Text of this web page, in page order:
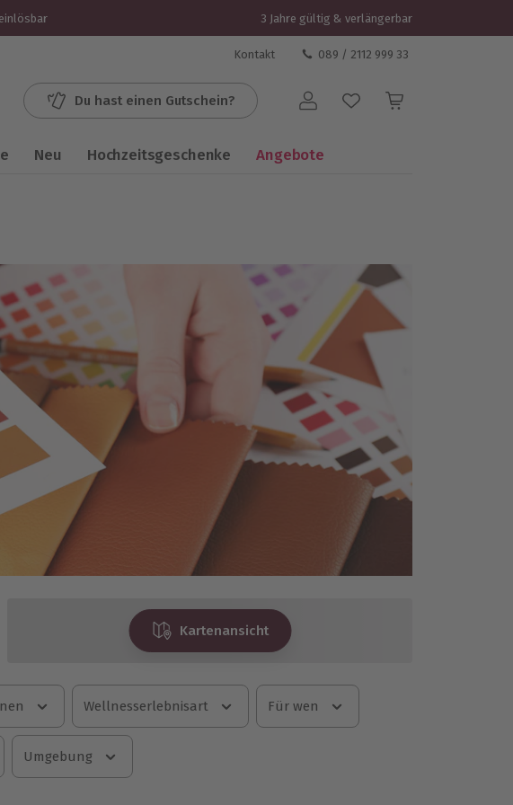
3 Jahre gültig & verlängerbar
Kontakt 089 / 2112 999 33
Du hast einen Gutschein? Benutzerkonto
Neu Hochzeitsgeschenke Angebote
Kartenansicht
Wellnesserlebnisart Für wen
Umgebung